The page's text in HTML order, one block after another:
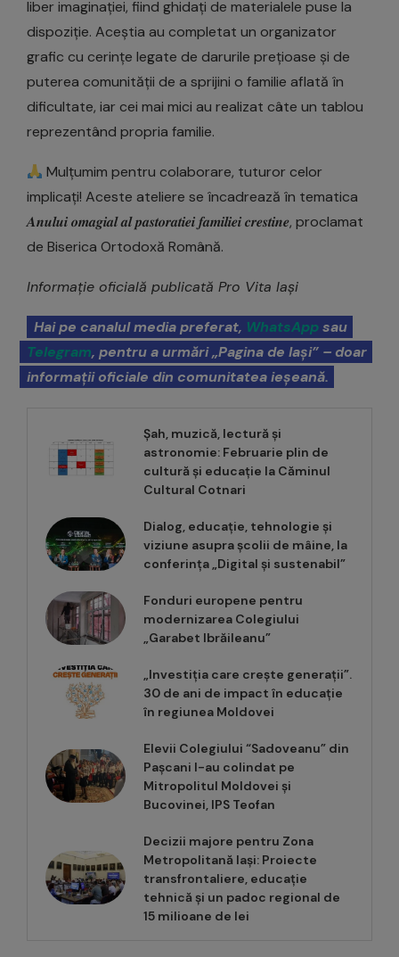
liber imaginației, fiind ghidați de materialele puse la
dispoziție. Aceștia au completat un organizator
grafic cu cerințe legate de darurile prețioase și de
puterea comunității de a sprijini o familie aflată în
dificultate, iar cei mai mici au realizat câte un tablou
reprezentând propria familie.
Mulțumim pentru colaborare, tuturor celor
implicați! Aceste ateliere se încadrează în tematica
𝑨𝒏𝒖𝒍𝒖𝒊 𝒐𝒎𝒂𝒈𝒊𝒂𝒍 𝒂𝒍 𝒑𝒂𝒔𝒕𝒐𝒓𝒂𝒕𝒊𝒆𝒊 𝒇𝒂𝒎𝒊𝒍𝒊𝒆𝒊 𝒄𝒓𝒆𝒔𝒕𝒊𝒏𝒆, proclamat
de Biserica Ortodoxă Română.
Informație oficială publicată Pro Vita Iași
Hai pe canalul media preferat, WhatsAppsau
Telegram, pentru a urmări „Pagina de Iași” – doar
informații oficiale din comunitatea ieșeană.
Șah, muzică, lectură și
astronomie: Februarie plin de
cultură și educație la Căminul
Cultural Cotnari
Dialog, educație, tehnologie și
viziune asupra școlii de mâine, la
conferința „Digital și sustenabil”
Fonduri europene pentru
modernizarea Colegiului
„Garabet Ibrăileanu”
„Investiția care crește generații”.
30 de ani de impact în educație
în regiunea Moldovei
Elevii Colegiului “Sadoveanu” din
Pașcani l-au colindat pe
Mitropolitul Moldovei și
Bucovinei, IPS Teofan
Decizii majore pentru Zona
Metropolitană Iași: Proiecte
transfrontaliere, educație
tehnică și un padoc regional de
15 milioane de lei